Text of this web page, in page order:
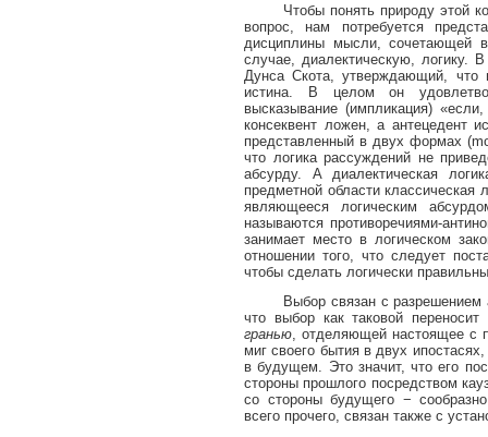
Чтобы понять природу этой
вопрос, нам потребуется
дисциплины мысли, сочетающей
случае, диалектическую, логику.
Дунса Скота, утверждающий, что
истина. В целом он
высказывание (импликация)
консеквент ложен, а антецедент
представленный в двух формах (
что логика рассуждений не
абсурду. А диалектическая
предметной области классическая
являющееся логическим
называются противоречиями-
занимает место в логическом
отношении того, что следует
чтобы сделать логически
Выбор связан с
что выбор как таковой
гранью, отделяющей настоящее с
миг своего бытия в двух
в будущем. Это значит, что его
стороны прошлого посредством
со стороны будущего −
всего прочего, связан также с